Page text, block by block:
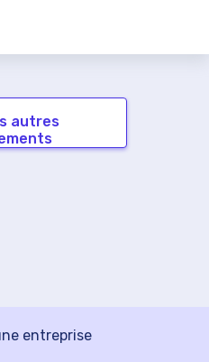
autres
entreprise